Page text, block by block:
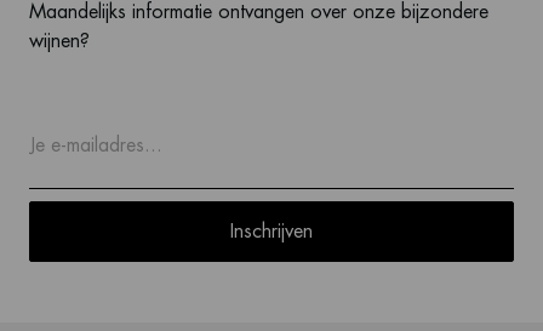
Maandelijks informatie ontvangen over onze bijzondere
wijnen?
Inschrijven